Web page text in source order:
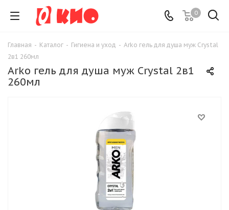
0
Главная - Каталог - Гигиена и уход - Arko гель для душа муж Crystal
2в1 260мл
Arko гель для душа муж Crystal 2в1
260мл